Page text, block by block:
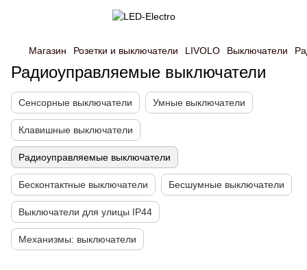
Магазин Розетки и выключатели LIVOLO Выключатели
Радиоуправляемые выключатели
Сенсорные выключатели Умные выключатели
Клавишные выключатели
Радиоуправляемые выключатели
Бесконтактные выключатели Бесшумные выключатели
Выключатели для улицы IP44
Механизмы: выключатели